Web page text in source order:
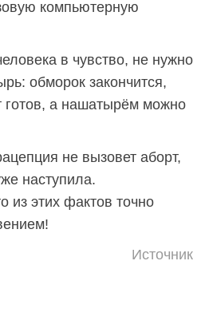
компьютерную
в чувство, не нужно
обморок закончится,
готов, а нашатырём можно
не вызовет аборт,
наступила.
из этих фактов точно
Источник